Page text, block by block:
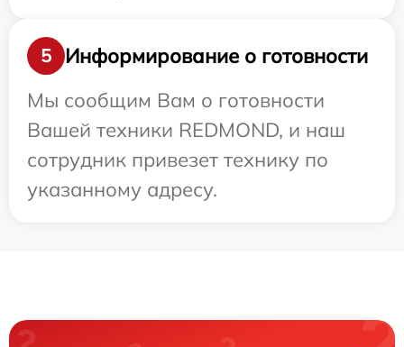
5
Информирование о готовности
Мы сообщим Вам о готовности
Вашей техники REDMOND, и наш
сотрудник привезет технику по
указанному адресу.